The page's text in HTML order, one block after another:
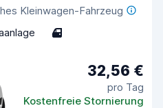
Kleinwagen-Fahrzeug
4
32,56 €
pro Tag
Kostenfreie Stornierung